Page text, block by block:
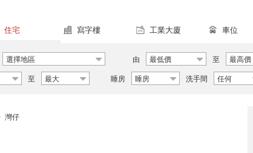
住宅 寫字樓 工業大廈 車位
選擇地區 由 最低價 至 最高價
至 最大 睡房 睡房 洗手間 任何
灣仔